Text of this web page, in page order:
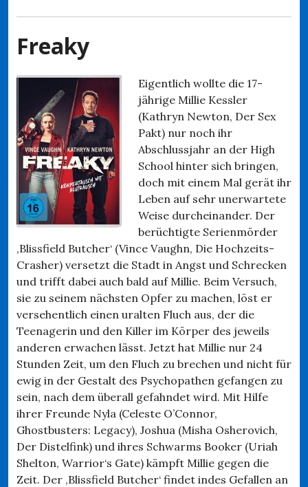
Freaky
Eigentlich wollte die 17-
jährige Millie Kessler
(Kathryn Newton, Der Sex
Pakt) nur noch ihr
Abschlussjahr an der High
School hinter sich bringen,
doch mit einem Mal gerät ihr
Leben auf sehr unerwartete
Weise durcheinander. Der
berüchtigte Serienmörder
‚Blissfield Butcher‘ (Vince Vaughn, Die Hochzeits-
Crasher) versetzt die Stadt in Angst und Schrecken
und trifft dabei auch bald auf Millie. Beim Versuch,
sie zu seinem nächsten Opfer zu machen, löst er
versehentlich einen uralten Fluch aus, der die
Teenagerin und den Killer im Körper des jeweils
anderen erwachen lässt. Jetzt hat Millie nur 24
Stunden Zeit, um den Fluch zu brechen und nicht für
ewig in der Gestalt des Psychopathen gefangen zu
sein, nach dem überall gefahndet wird. Mit Hilfe
ihrer Freunde Nyla (Celeste O’Connor,
Ghostbusters: Legacy), Joshua (Misha Osherovich,
Der Distelfink) und ihres Schwarms Booker (Uriah
Shelton, Warrior‘s Gate) kämpft Millie gegen die
Zeit. Der ‚Blissfield Butcher‘ findet indes Gefallen an